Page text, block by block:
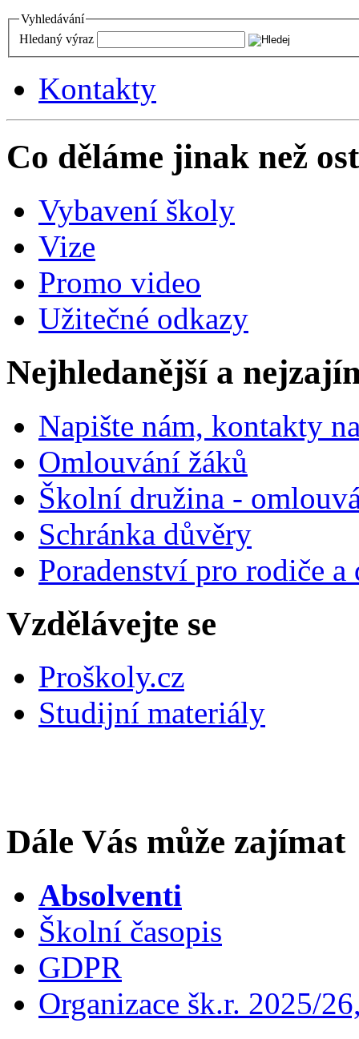
Vyhledávání
Hledaný výraz
Kontakty
Co děláme jinak než
Vybavení školy
Vize
Promo video
Užitečné odkazy
Nejhledanější a
Napište nám, kontakty
Omlouvání žáků
Školní družina -
Schránka důvěry
Poradenství pro rodiče
Vzdělávejte se
Proškoly.cz
Studijní materiály
Dále Vás může zajímat
Absolventi
Školní časopis
GDPR
Organizace šk.r. 2025/